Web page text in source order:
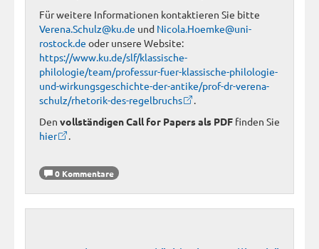
Für weitere Informationen kontaktieren Sie bitte
Verena.Schulz@ku.de und Nicola.Hoemke@uni-
rostock.de oder unsere Website:
https://www.ku.de/slf/klassische-
philologie/team/professur-fuer-klassische-philologie-
und-wirkungsgeschichte-der-antike/prof-dr-verena-
schulz/rhetorik-des-regelbruchs
.
Den vollständigen Call for Papers als PDF finden Sie
hier
.
0 Kommentare